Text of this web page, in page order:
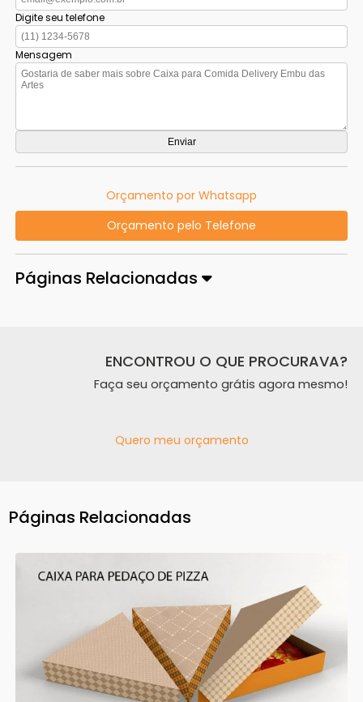
Digite seu telefone
Mensagem
Orçamento por Whatsapp
Orçamento pelo Telefone
Páginas Relacionadas
ENCONTROU O QUE PROCURAVA?
Faça seu orçamento grátis agora mesmo!
Quero meu orçamento
Páginas Relacionadas